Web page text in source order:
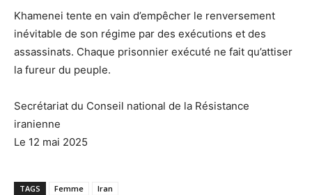
Khamenei tente en vain d’empêcher le renversement
inévitable de son régime par des exécutions et des
assassinats. Chaque prisonnier exécuté ne fait qu’attiser
la fureur du peuple.
Secrétariat du Conseil national de la Résistance
iranienne
Le 12 mai 2025
TAGS Femme Iran